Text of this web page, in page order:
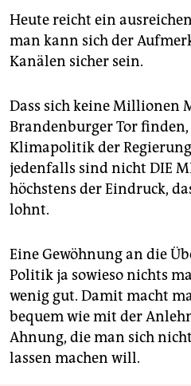
Heute reicht ein
man kann sich der
Kanälen sicher sein.
Dass sich keine Millionen
Brandenburger Tor finden,
Klimapolitik der
jedenfalls sind nicht DIE
höchstens der Eindruck,
lohnt.
Eine Gewöhnung an die
Politik ja sowieso nichts
wenig gut. Damit macht
bequem wie mit der
Ahnung, die man sich
lassen machen will.